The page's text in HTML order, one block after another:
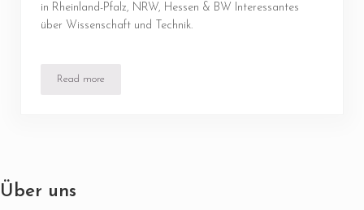
in Rheinland-Pfalz, NRW, Hessen & BW Interessantes
über Wissenschaft und Technik.
Read moreMS experimenta
Über uns